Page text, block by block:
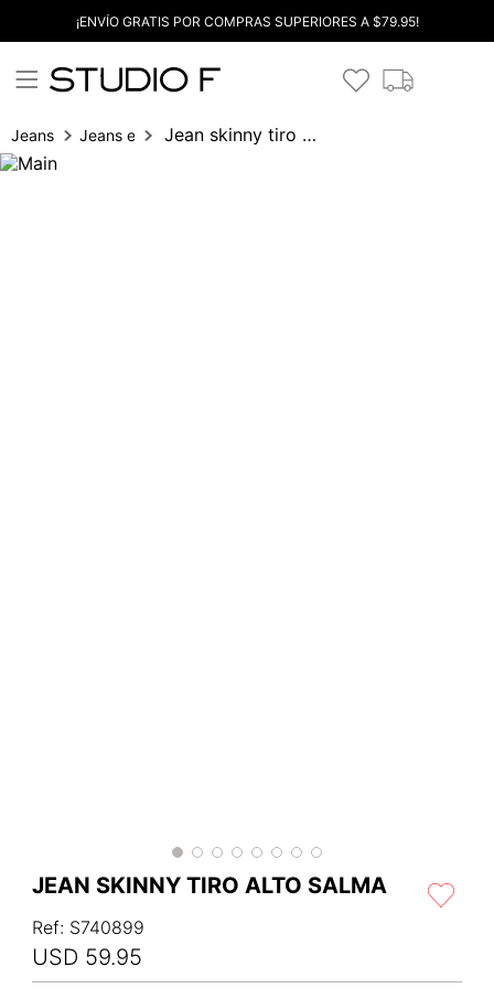
¡ENVÍO GRATIS POR COMPRAS SUPERIORES A $79.95!
Jeans Jeans entubados Jean skinny tiro alto salma
JEAN SKINNY TIRO ALTO SALMA
Ref: S740899
USD 59.95